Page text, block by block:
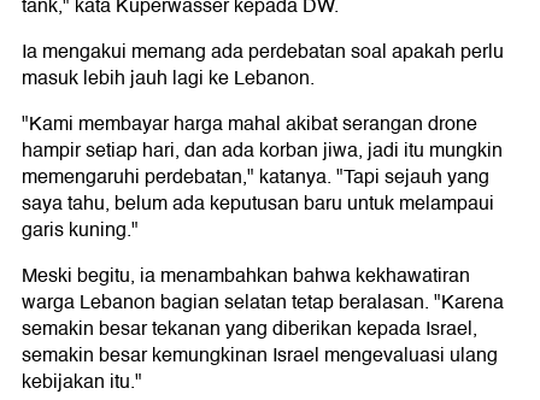
tank," kata Kuperwasser kepada DW.
Ia mengakui memang ada perdebatan soal apakah perlu
masuk lebih jauh lagi ke Lebanon.
"Kami membayar harga mahal akibat serangan drone
hampir setiap hari, dan ada korban jiwa, jadi itu mungkin
memengaruhi perdebatan," katanya. "Tapi sejauh yang
saya tahu, belum ada keputusan baru untuk melampaui
garis kuning."
Meski begitu, ia menambahkan bahwa kekhawatiran
warga Lebanon bagian selatan tetap beralasan. "Karena
semakin besar tekanan yang diberikan kepada Israel,
semakin besar kemungkinan Israel mengevaluasi ulang
kebijakan itu."